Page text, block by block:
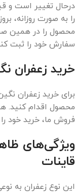
درحال تغییر است و
را به صورت روزانه،
محصول را در همین
سفارش خود را ثبت
خرید زعفران
برای خرید زعفران
محصول اقدام کنید.
فروش ما، خرید خود
ویژگی‌های
قاینات
این نوع زعفران به